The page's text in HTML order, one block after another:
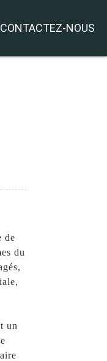
CONTACTEZ-NOUS
de
du
un